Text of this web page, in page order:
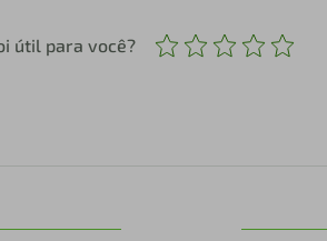
útil para você?